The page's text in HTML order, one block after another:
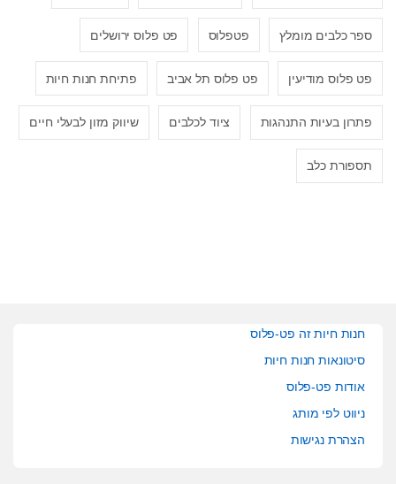
ספר כלבים מומלץ פטפלוס פט פלוס ירושלים
פט פלוס מודיעין פט פלוס תל אביב פתיחת חנות חיות
פתרון בעיות התנהגות ציוד לכלבים שיווק מזון לבעלי חיים
תספורת כלב
חנות חיות זה פט-פלוס
סיטונאות חנות חיות
אודות פט-פלוס
ניווט לפי מותג
הצהרת נגישות